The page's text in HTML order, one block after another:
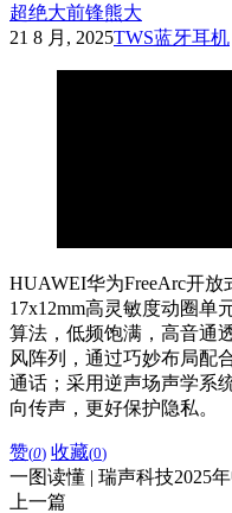
超绝大前锋熊大
21 8 月, 2025TWS蓝牙耳机
HUAWEI华为FreeArc开
17x12mm高灵敏度动圈单
算法，低频饱满，高音通
风阵列，通过巧妙布局配
通话；采用逆声场声学系
向传声，更好保护隐私。
赞(0) 收藏(0)
一图读懂 | 瑞声科技2025
上一篇